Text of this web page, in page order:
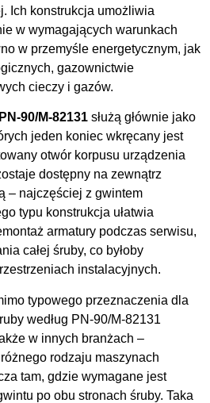
Ich konstrukcja umożliwia
w wymagających warunkach
w przemyśle energetycznym, jak
gazownictwie
cieczy i gazów.
90/M-82131 służą głównie jako
jeden koniec wkręcany jest
otwór korpusu urządzenia
dostępny na zewnątrz
– najczęściej z gwintem
typu konstrukcja ułatwia
armatury podczas serwisu,
całej śruby, co byłoby
instalacyjnych.
typowego przeznaczenia dla
według PN-90/M-82131
w innych branżach –
rodzaju maszynach
tam, gdzie wymagane jest
po obu stronach śruby. Taka